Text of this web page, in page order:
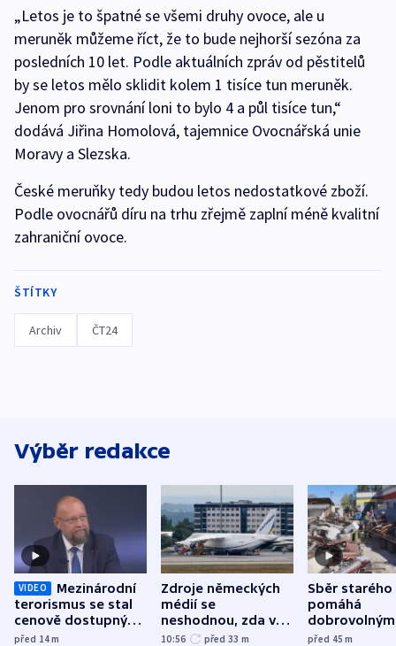
„Letos je to špatné se všemi druhy ovoce, ale u
meruněk můžeme říct, že to bude nejhorší sezóna za
posledních 10 let. Podle aktuálních zpráv od pěstitelů
by se letos mělo sklidit kolem 1 tisíce tun meruněk.
Jenom pro srovnání loni to bylo 4 a půl tisíce tun,“
dodává Jiřina Homolová, tajemnice Ovocnářská unie
Moravy a Slezska.
České meruňky tedy budou letos nedostatkové zboží.
Podle ovocnářů díru na trhu zřejmě zaplní méně kvalitní
zahraniční ovoce.
ŠTÍTKY
Archiv ČT24
Výběr redakce
VIDEO
Mezinárodní
terorismus se stal
cenově dostupným,
varuje Bartošek
před 14m
Zdroje německých
médií se
neshodnou, zda v
letadle ohroženém
10:56 před 33 m
Sběr starého
pomáhá
dobrovolným
hasičům
před 45m